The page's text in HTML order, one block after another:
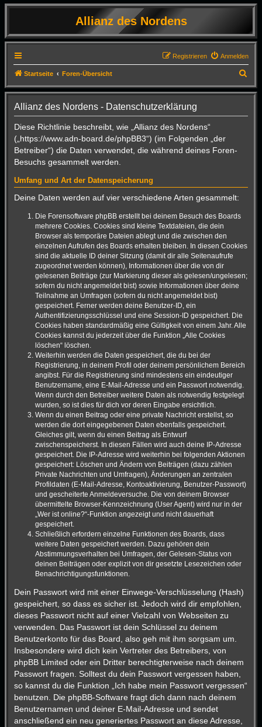
Allianz des Nordens
Anmelden
Registrieren
Startseite Foren-Übersicht
u
Allianz des Nordens - Datenschutzerklärung
Diese Richtlinie beschreibt, wie „Allianz des Nordens“
(„https://www.adn-board.de/phpBB3“) (im Folgenden „der
Betreiber“) die Daten verwendet, die während deines Foren-
Besuchs gesammelt werden.
Umfang und Art der Datenspeicherung
Deine Daten werden auf vier verschiedene Arten gesammelt:
Die Forensoftware phpBB erstellt bei deinem Besuch des Boards
mehrere Cookies. Cookies sind kleine Textdateien, die dein
Browser als temporäre Dateien ablegt und die zwischen den
einzelnen Aufrufen des Boards erhalten bleiben. In diesen Cookies
sind die aktuelle ID deiner Sitzung (damit dir alle Seitenaufrufe
zugeordnet werden können), Informationen über die von dir
gelesenen Beiträge (zur Markierung dieser als gelesen/ungelesen;
sofern du nicht angemeldet bist) sowie Informationen über deine
Teilnahme an Umfragen (sofern du nicht angemeldet bist)
gespeichert. Ferner werden deine Benutzer-ID, ein
Authentifizierungsschlüssel und eine Session-ID gespeichert. Die
Cookies haben standardmäßig eine Gültigkeit von einem Jahr. Alle
Cookies kannst du jederzeit über die Funktion „Alle Cookies
löschen“ löschen.
Weiterhin werden die Daten gespeichert, die du bei der
Registrierung, in deinem Profil oder deinem persönlichem Bereich
angibst. Für die Registrierung sind mindestens ein eindeutiger
Benutzername, eine E-Mail-Adresse und ein Passwort notwendig.
Wenn durch den Betreiber weitere Daten als notwendig festgelegt
wurden, so ist dies für dich vor deren Eingabe ersichtlich.
Wenn du einen Beitrag oder eine private Nachricht erstellst, so
werden die dort eingegebenen Daten ebenfalls gespeichert.
Gleiches gilt, wenn du einen Beitrag als Entwurf
zwischenspeicherst. In diesen Fällen wird auch deine IP-Adresse
gespeichert. Die IP-Adresse wird weiterhin bei folgenden Aktionen
gespeichert: Löschen und Ändern von Beiträgen (dazu zählen
Private Nachrichten und Umfragen), Änderungen an zentralen
Profildaten (E-Mail-Adresse, Kontoaktivierung, Benutzer-Passwort)
und gescheiterte Anmeldeversuche. Die von deinem Browser
übermittelte Browser-Kennzeichnung (User Agent) wird nur in der
„Wer ist online?“-Funktion angezeigt und nicht dauerhaft
gespeichert.
Schließlich erfordern einzelne Funktionen des Boards, dass
weitere Daten gespeichert werden. Dazu gehören dein
Abstimmungsverhalten bei Umfragen, der Gelesen-Status von
deinen Beiträgen oder explizit von dir gesetzte Lesezeichen oder
Benachrichtigungsfunktionen.
Dein Passwort wird mit einer Einwege-Verschlüsselung (Hash)
gespeichert, so dass es sicher ist. Jedoch wird dir empfohlen,
dieses Passwort nicht auf einer Vielzahl von Webseiten zu
verwenden. Das Passwort ist dein Schlüssel zu deinem
Benutzerkonto für das Board, also geh mit ihm sorgsam um.
Insbesondere wird dich kein Vertreter des Betreibers, von
phpBB Limited oder ein Dritter berechtigterweise nach deinem
Passwort fragen. Solltest du dein Passwort vergessen haben,
so kannst du die Funktion „Ich habe mein Passwort vergessen“
benutzen. Die phpBB-Software fragt dich dann nach deinem
Benutzernamen und deiner E-Mail-Adresse und sendet
anschließend ein neu generiertes Passwort an diese Adresse,